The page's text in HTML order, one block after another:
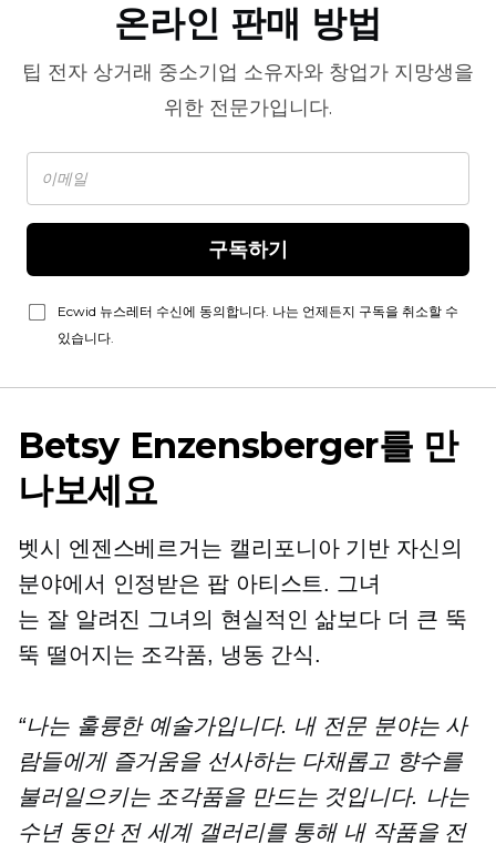
온라인 판매 방법
팁 전자 상거래 중소기업 소유자와 창업가 지망생을
위한 전문가입니다.
구독하기
Ecwid 뉴스레터 수신에 동의합니다. 나는 언제든지 구독을 취소할 수
있습니다.
Betsy Enzensberger를 만
나보세요
벳시 엔젠스베르거는 캘리포니아 기반 자신의
분야에서 인정받은 팝 아티스트. 그녀
는 잘 알려진 그녀의 현실적인 삶보다 더 큰 뚝
뚝 떨어지는 조각품, 냉동 간식.
“나는 훌륭한 예술가입니다. 내 전문 분야는 사
람들에게 즐거움을 선사하는 다채롭고 향수를
불러일으키는 조각품을 만드는 것입니다. 나는
수년 동안 전 세계 갤러리를 통해 내 작품을 전